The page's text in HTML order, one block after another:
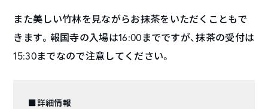
また美しい竹林を見ながらお抹茶をいただくこともで
きます。報国寺の入場は16:00までですが、抹茶の受付は
15:30までなので注意してください。
■詳細情報